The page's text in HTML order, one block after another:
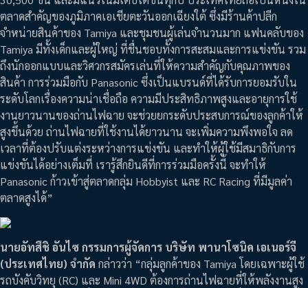
ตลาดสำคัญของภูมิภาคเอเชียตะวันออกเฉียงใต้ ซึ่งมีร้านค้าปลีก
จำหน่ายสินค้าของ Tamiya และชุมชนผู้เล่นจำนวนมาก แฟนคลับของ
Tamiya มีทั้งเด็กและผู้ใหญ่ ที่ชื่นชอบทั้งการสะสมและการแข่งขัน รวม
ถึงนักออกแบบและวิศวกรสมัครเล่นที่ให้ความสำคัญกับคุณภาพของ
สินค้า การร่วมมือกับ Panasonic ซึ่งเป็นแบรนด์ที่ได้รับการยอมรับใน
ระดับโลกเรื่องความน่าเชื่อถือ ความมีประสิทธิภาพสูงและอายุการใช้
งานยาวนานของถ่านไฟฉาย จะช่วยยกระดับประสบการณ์ของลูกค้าให้
สูงขึ้นด้วย ถ่านไฟฉายที่ใช้งานได้ยาวนาน จะเพิ่มความพึงพอใจ ลด
เวลาที่ต้องปรับแต่งระหว่างการแข่งขัน และทำให้ผู้ใช้มีสมาธิกับการ
แข่งขันได้อย่างเต็มที่ เรารู้สึกยินดีที่การร่วมมือครั้งนี้ จะทำให้
Panasonic ก้าวเข้าสู่ตลาดกลุ่ม Hobbyist และ RC Racing ที่มีมูลค่า
ตลาดสูงได้”
นายอัทสึชิ อันไซ กรรมการผู้จัดการ บริษัท พานาโซนิค เอเนอร์จี
(ประเทศไทย) จำกัด กล่าวว่า “กลุ่มลูกค้าของ Tamiya โดยเฉพาะผู้ใช้
รถบังคับวิทยุ (RC) และ Mini 4WD ต้องการถ่านไฟฉายที่ให้พลังงานสูง